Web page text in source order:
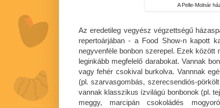
A Pelle-Molnár
Az eredetileg vegyész végzettségű
repertoárjában - a Food Show-n kapott
negyvenféle bonbon szerepel. Ezek között
leginkább megfelelő darabokat. Vannak
vagy fehér csokival burkolva. Vannnak
(pl. szarvasgombás, szerecsendiós-
vannak klasszikus ízvilágú bonbonok (pl.
meggy, marcipán csokoládés